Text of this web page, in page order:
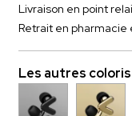
Livraison en point
Retrait en pharmacie
Les autres